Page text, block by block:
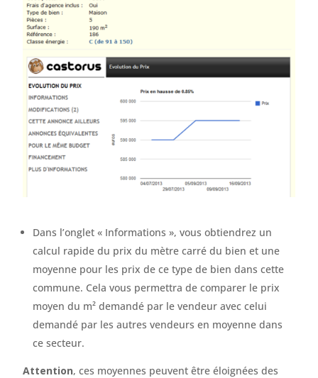
Dans l’onglet « Informations », vous obtiendrez un
calcul rapide du prix du mètre carré du bien et une
moyenne pour les prix de ce type de bien dans cette
commune. Cela vous permettra de comparer le prix
moyen du m² demandé par le vendeur avec celui
demandé par les autres vendeurs en moyenne dans
ce secteur.
Attention, ces moyennes peuvent être éloignées des